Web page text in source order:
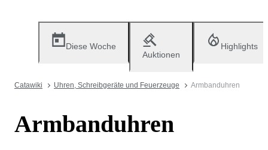
Diese Woche
Auktionen
Highlights
Catawiki Uhren, Schreibgeräte und Feuerzeuge Armbanduhren
Armbanduhren